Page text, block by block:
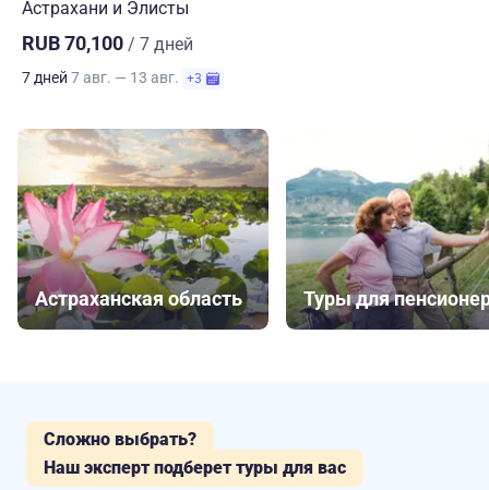
Астрахани и Элисты
RUB 70,100 / 7 дней
7 дней 7 авг. — 13 авг. +3
Астраханская область Туры для
Сложно выбрать?
Наш эксперт подберет туры для вас